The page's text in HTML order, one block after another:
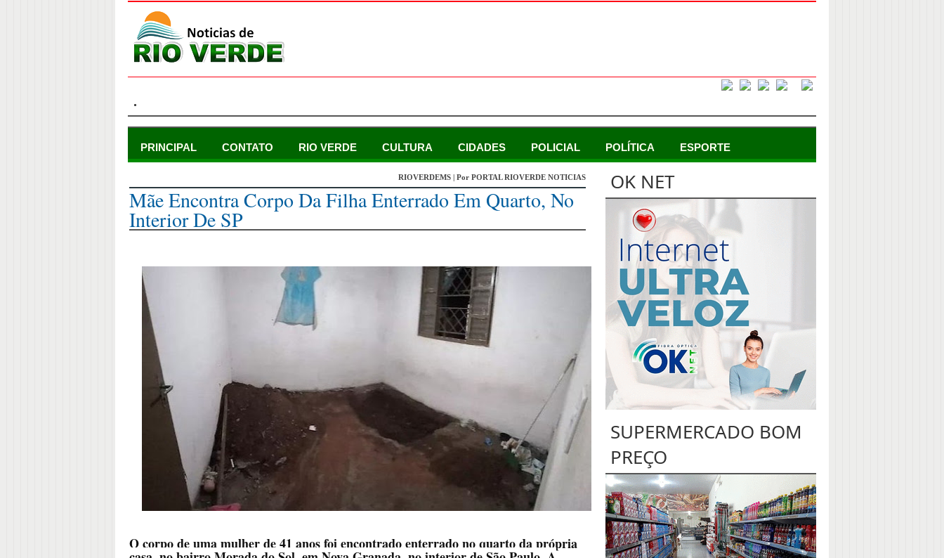
.
PRINCIPAL CONTATO RIO VERDE CULTURA CIDADES POLICIAL POLÍTICA ESPORTE
RIOVERDEMS | Por PORTAL RIOVERDE NOTICIAS
Mãe Encontra Corpo Da Filha Enterrado Em Quarto, No
Interior De SP
O corpo de uma mulher de 41 anos foi encontrado enterrado no quarto da própria
OK NET
SUPERMERCADO BOM
PREÇO